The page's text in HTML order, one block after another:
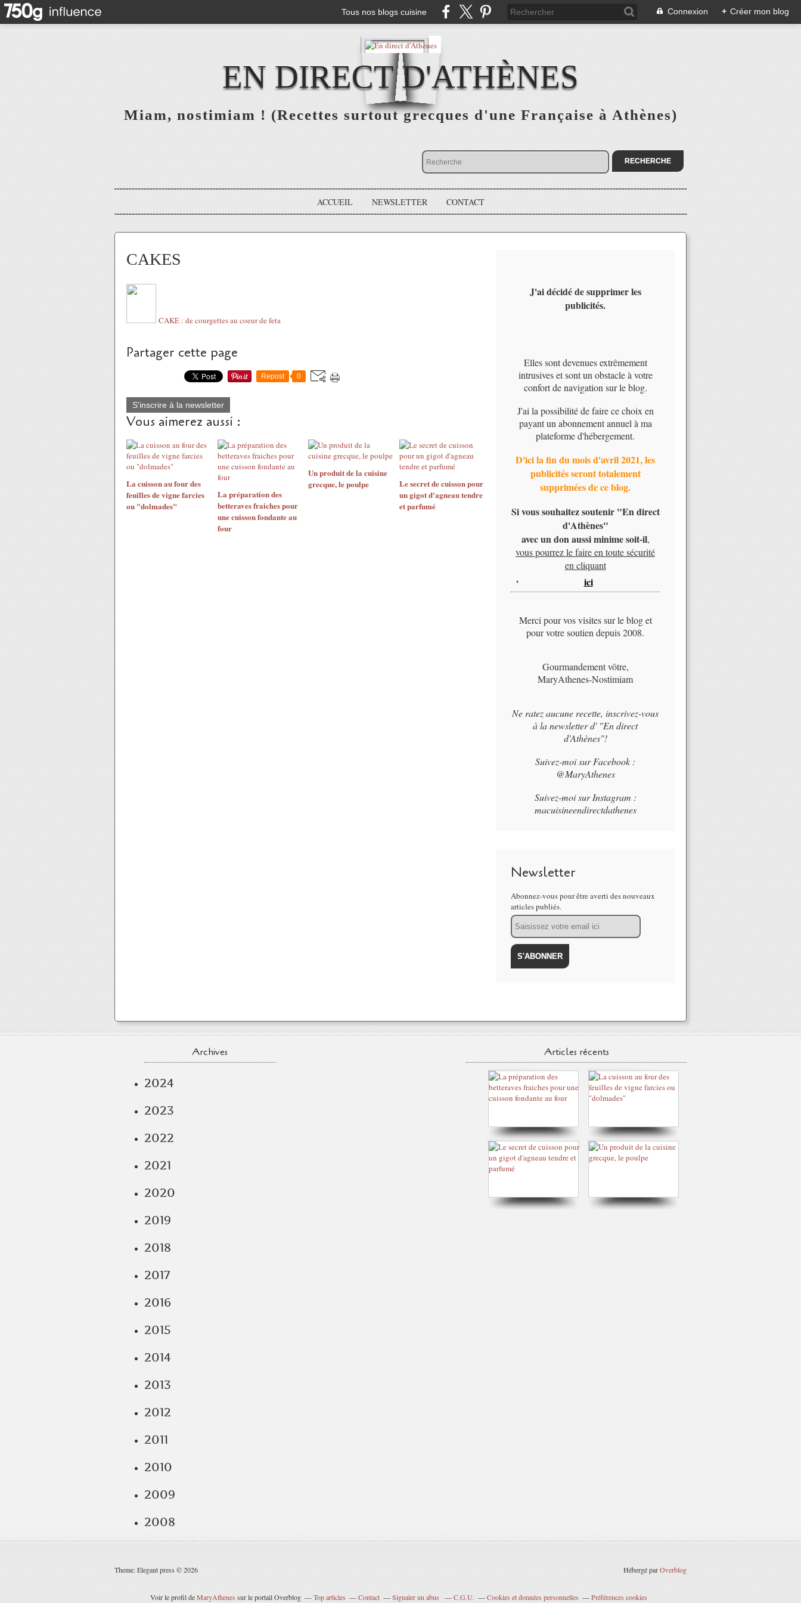
Tous nos blogs cuisine Connexion + Créer mon blog
EN DIRECT D'ATHÈNES
Miam, nostimiam ! (Recettes surtout grecques d'une Française à Athènes)
ACCUEIL NEWSLETTER CONTACT
CAKES
CAKE : de courgettes au coeur de feta
Partager cette page
Repost 0
S'inscrire à la newsletter
Vous aimerez aussi :
La cuisson au four des
feuilles de vigne farcies
ou "dolmades"
La préparation des
betteraves fraiches pour
une cuisson fondante au
four
Un produit de la cuisine
grecque, le poulpe
Le secret de cuisson pour
un gigot d'agneau tendre
et parfumé
J'ai décidé de supprimer les
publicités.
Elles sont devenues extrêmement
intrusives et sont un obstacle à votre
confort de navigation sur le blog.
J'ai la possibilité de faire ce choix en
payant un abonnement annuel à ma
plateforme d'hébergement.
D'ici la fin du mois d'avril 2021, les
publicités seront totalement
supprimées de ce blog.
Si vous souhaitez soutenir "En direct
d'Athènes"
avec un don aussi minime soit-il,
vous pourrez le faire en toute sécurité
en cliquant
ici
Merci pour vos visites sur le blog et
pour votre soutien depuis 2008.
Gourmandement vôtre,
MaryAthenes-Nostimiam
Ne ratez aucune recette, inscrivez-vous
à la newsletter d' "En direct
d'Athènes"!
Suivez-moi sur Facebook :
@MaryAthenes
Suivez-moi sur Instagram :
macuisineendirectdathenes
Newsletter
Abonnez-vous pour être averti des nouveaux
articles publiés.
Email
Archives
2024
2023
2022
2021
2020
2019
2018
2017
2016
2015
2014
2013
2012
2011
2010
2009
2008
Articles récents
Theme: Elegant press © 2026 Hébergé parOverblog
Voir le profil deMaryAthenes sur le portail Overblog Top articles Contact Signaler un abus C.G.U. Cookies et données personnelles Préférences cookies